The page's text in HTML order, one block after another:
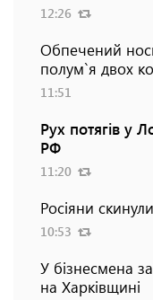
12:26
Обпечений
полум`я двох
11:51
Рух потягів у
РФ
11:20
Росіяни
10:53
У бізнесмена
на Харківщині